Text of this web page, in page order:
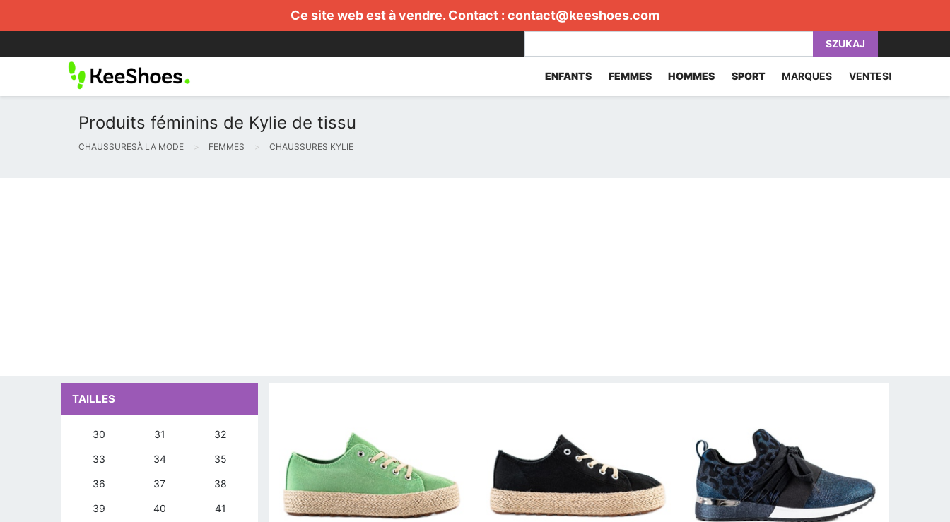
Ce site web est à vendre. Contact : contact@keeshoes.com
SZUKAJ
ENFANTS FEMMES HOMMES SPORT MARQUES VENTES!
Produits féminins de Kylie de tissu
CHAUSSURESÀ LA MODE FEMMES CHAUSSURES KYLIE
TAILLES
30 31 32
33 34 35
36 37 38
39 40 41